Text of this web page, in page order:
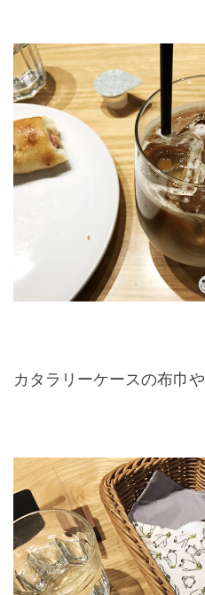
カタラリーケースの布巾や